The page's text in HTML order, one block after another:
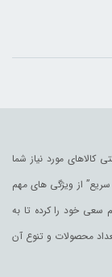
کالاهای مورد نیاز شما
سریع” از ویژگی های مهم
سعی خود را کرده تا به
محصولات و تنوع آن
اینترنتی مرتفع